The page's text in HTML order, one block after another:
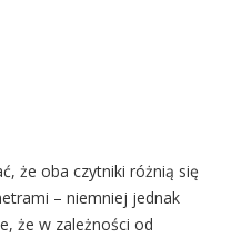
że oba czytniki różnią się
– niemniej jednak
że w zależności od